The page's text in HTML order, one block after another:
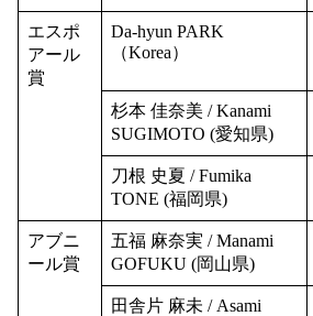
エスポ
アール
賞
Da-hyun PARK
（Korea）
杉本 佳奈美 / Kanami
SUGIMOTO (愛知県)
刀根 史夏 / Fumika
TONE (福岡県)
アブニ
ール賞
五福 麻奈実 / Manami
GOFUKU (岡山県)
田舎片 麻未 / Asami